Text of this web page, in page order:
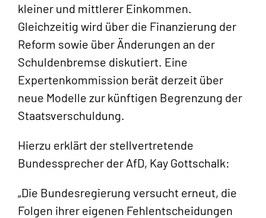
kleiner und mittlerer Einkommen.
Gleichzeitig wird über die Finanzierung der
Reform sowie über Änderungen an der
Schuldenbremse diskutiert. Eine
Expertenkommission berät derzeit über
neue Modelle zur künftigen Begrenzung der
Staatsverschuldung.
Hierzu erklärt der stellvertretende
Bundessprecher der AfD, Kay Gottschalk:
„Die Bundesregierung versucht erneut, die
Folgen ihrer eigenen Fehlentscheidungen